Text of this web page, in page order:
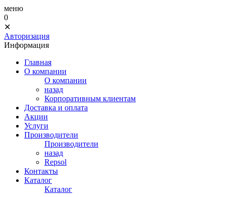
меню
0
✕
Авторизация
Информация
Главная
О компании
О компании
назад
Корпоративным клиентам
Доставка и оплата
Акции
Услуги
Производители
Производители
назад
Repsol
Контакты
Каталог
Каталог